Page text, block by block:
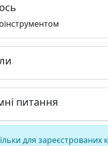
питання
для зареєстрованих